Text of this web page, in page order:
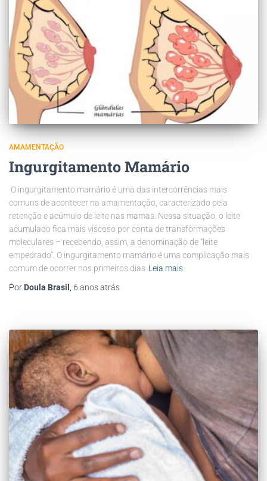
AMAMENTAÇÃO
Ingurgitamento Mamário
O ingurgitamento mamário é uma das intercorrências mais
comuns de acontecer na amamentação, caracterizado pela
retenção e acúmulo de leite nas mamas. Nessa situação, o leite
acumulado fica mais viscoso por conta de transformações
moleculares – recebendo, assim, a denominação de “leite
empedrado”. O ingurgitamento mamário é uma complicação mais
comum de ocorrer nos primeiros dias Leia mais
Por Doula Brasil , 6 anosatrás